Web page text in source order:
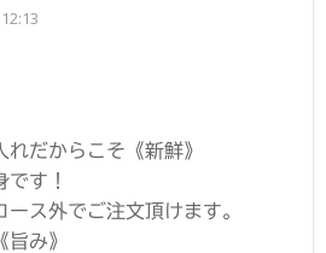
12:13
だからこそ《新鮮》
す！
ス外でご注文頂けます。
旨み》